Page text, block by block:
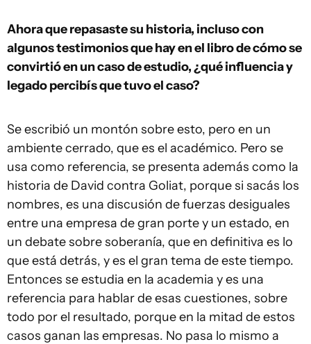
Ahora que repasaste su historia, incluso con
algunos testimonios que hay en el libro de cómo se
convirtió en un caso de estudio, ¿qué influencia y
legado percibís que tuvo el caso?
Se escribió un montón sobre esto, pero en un
ambiente cerrado, que es el académico. Pero se
usa como referencia, se presenta además como la
historia de David contra Goliat, porque si sacás los
nombres, es una discusión de fuerzas desiguales
entre una empresa de gran porte y un estado, en
un debate sobre soberanía, que en definitiva es lo
que está detrás, y es el gran tema de este tiempo.
Entonces se estudia en la academia y es una
referencia para hablar de esas cuestiones, sobre
todo por el resultado, porque en la mitad de estos
casos ganan las empresas. No pasa lo mismo a